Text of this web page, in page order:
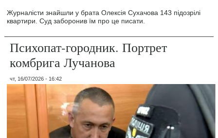
Журналісти знайшли у брата Олексія Сухачова 143 підозрілі
квартири. Суд заборонив їм про це писати.
Психопат-городник. Портрет
комбрига Лучанова
чт, 16/07/2026 - 16:42